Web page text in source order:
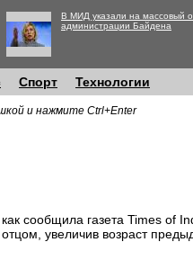
В МИД указали на массовый
администрации Байдена
Спорт Технологии
и нажмите Ctrl+Enter
сообщила газета Times of
увеличив возраст